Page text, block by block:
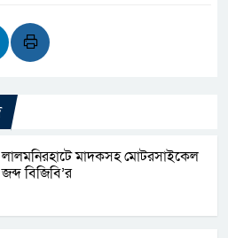
লালমনিরহাটে মাদকসহ মোটরসাইকেল
জব্দ বিজিবি’র